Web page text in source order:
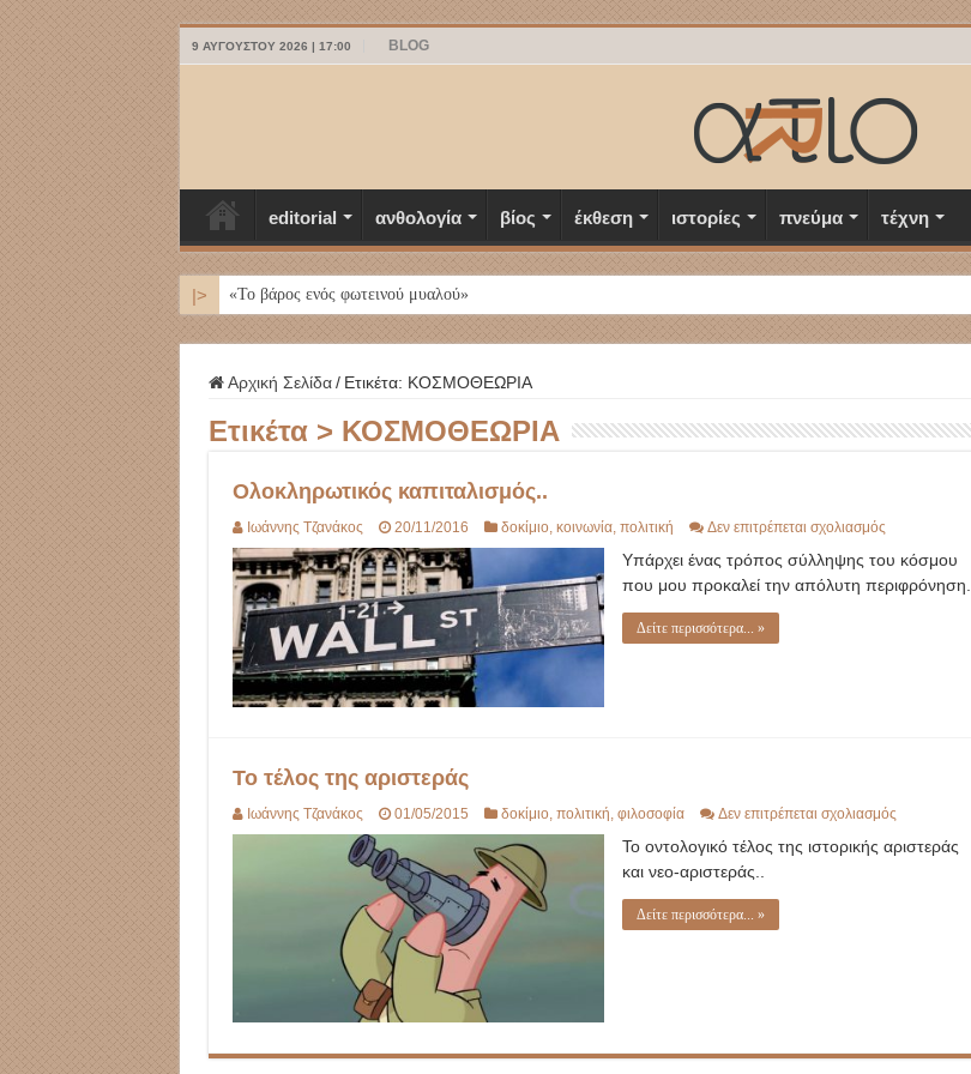
9 ΑΥΓΟΎΣΤΟΥ 2026 | 17:00 BLOG
editorial ανθολογία βίος έκθεση ιστορίες πνεύμα τέχνη
|> ΜΥΚΟΝΟΣ
Αρχική Σελίδα / Ετικέτα: ΚΟΣΜΟΘΕΩΡΙΑ
Ετικέτα > ΚΟΣΜΟΘΕΩΡΙΑ
Ολοκληρωτικός καπιταλισμός..
Ιωάννης Τζανάκος 20/11/2016 δοκίμιο, κοινωνία, πολιτική Δεν επιτρέπεται σχολιασμόςστο
καπιταλισμός..
Υπάρχει ένας τρόπος σύλληψης του κόσμου
που μου προκαλεί την απόλυτη περιφρόνηση.
Δείτε περισσότερα... »
Το τέλος της αριστεράς
Ιωάννης Τζανάκος 01/05/2015 δοκίμιο, πολιτική, φιλοσοφία Δεν επιτρέπεται σχολιασμόςστο
τέλος
Το οντολογικό τέλος της ιστορικής αριστεράς
και νεο-αριστεράς..
Δείτε περισσότερα... »